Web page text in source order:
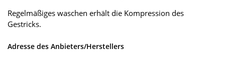
Regelmäßiges waschen erhält die Kompression des
Gestricks.
Adresse des Anbieters/Herstellers